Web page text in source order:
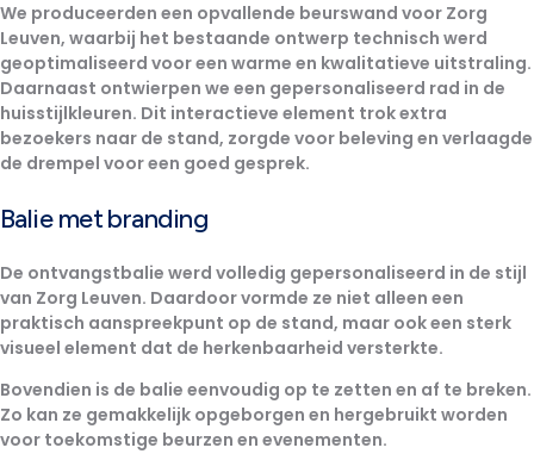
We produceerden een opvallende beurswand voor Zorg
Leuven, waarbij het bestaande ontwerp technisch werd
geoptimaliseerd voor een warme en kwalitatieve uitstraling.
Daarnaast ontwierpen we een gepersonaliseerd rad in de
huisstijlkleuren. Dit interactieve element trok extra
bezoekers naar de stand, zorgde voor beleving en verlaagde
de drempel voor een goed gesprek.
Balie met branding
De ontvangstbalie werd volledig gepersonaliseerd in de stijl
van Zorg Leuven. Daardoor vormde ze niet alleen een
praktisch aanspreekpunt op de stand, maar ook een sterk
visueel element dat de herkenbaarheid versterkte.
Bovendien is de balie eenvoudig op te zetten en af te breken.
Zo kan ze gemakkelijk opgeborgen en hergebruikt worden
voor toekomstige beurzen en evenementen.